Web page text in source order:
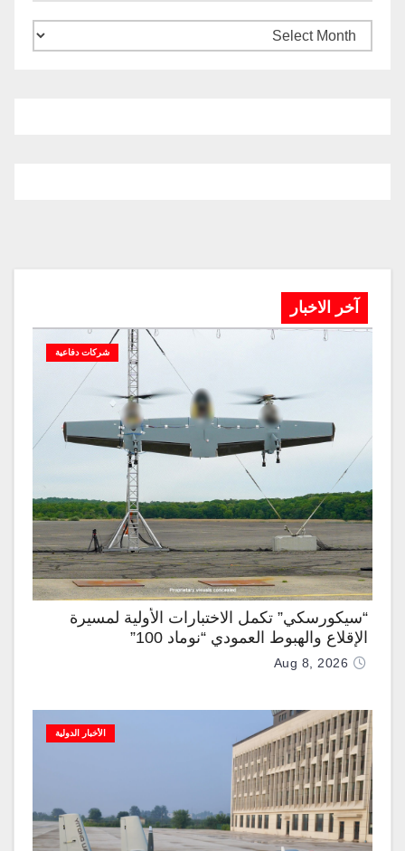
آخر الاخبار
شركات دفاعية
“سيكورسكي” تكمل الاختبارات الأولية لمسيرة
الإقلاع والهبوط العمودي “نوماد 100”
Aug 8, 2026
الأخبار الدولية